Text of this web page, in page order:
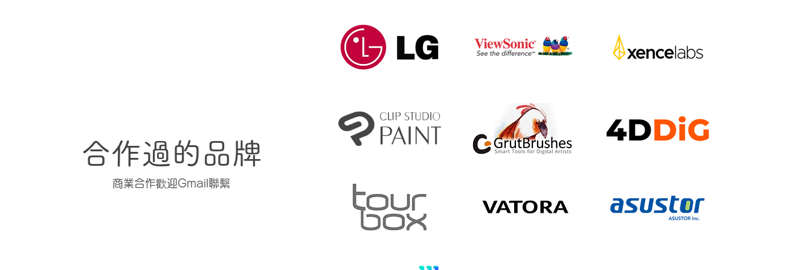
合作過的品牌
商業合作歡迎Gmail聯繫